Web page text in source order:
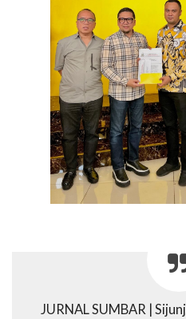
JURNAL SUMBAR |